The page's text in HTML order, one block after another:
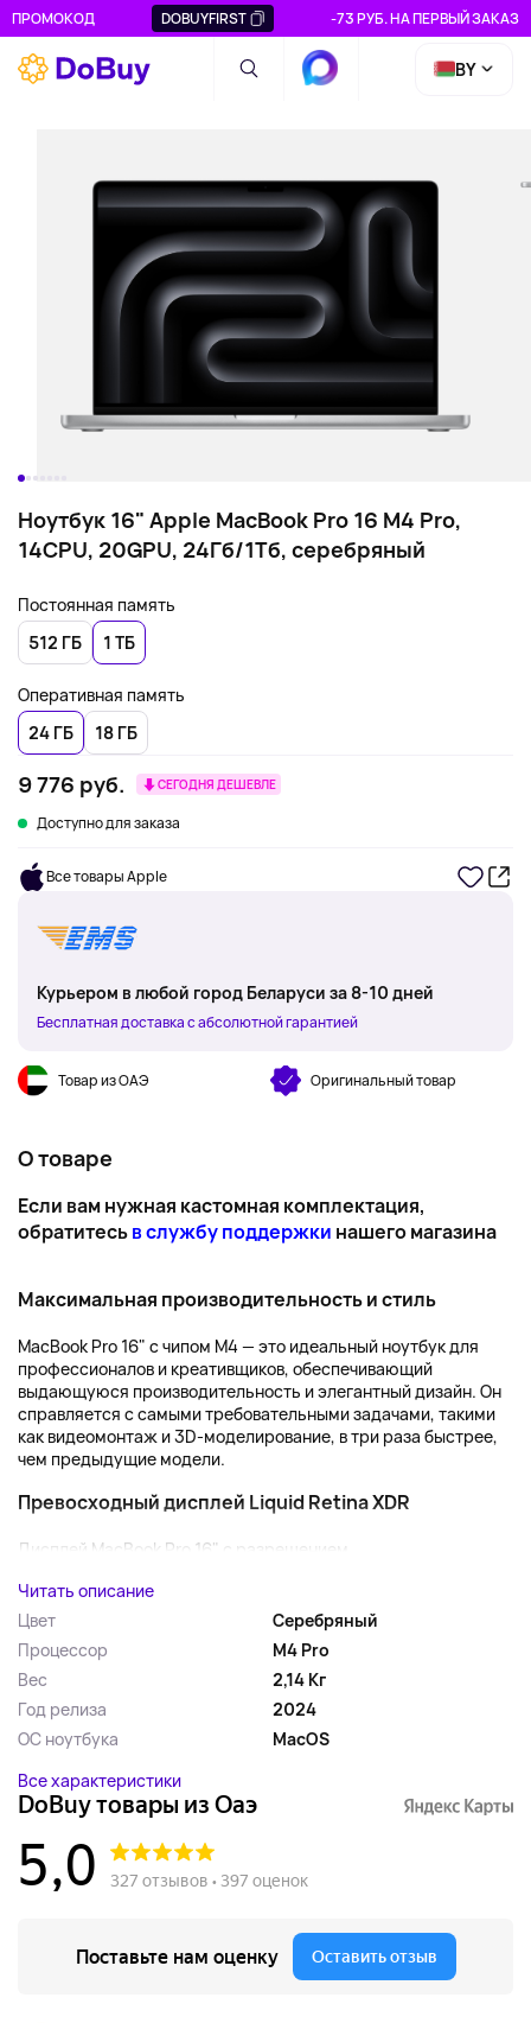
ПРОМОКОД DOBUYFIRST -73 РУБ. НА ПЕРВЫЙ ЗАКАЗ
BY
Ноутбук 16" Apple MacBook Pro 16 M4 Pro,
14CPU, 20GPU, 24Гб/1Тб, серебряный
Постоянная память
512 ГБ
1 ТБ
Оперативная память
24 ГБ
18 ГБ
9 776 руб. СЕГОДНЯ ДЕШЕВЛЕ
Доступно для заказа
Все товары Apple
Курьером в любой город Беларуси за 8-10 дней
Бесплатная доставка с абсолютной гарантией
Товар из ОАЭ Оригинальный товар
О товаре
Если вам нужная кастомная комплектация,
обратитесьв службу поддержки нашего магазина
Максимальная производительность и стиль
MacBook Pro 16" с чипом M4 — это идеальный ноутбук для
профессионалов и креативщиков, обеспечивающий
выдающуюся производительность и элегантный дизайн. Он
справляется с самыми требовательными задачами, такими
как видеомонтаж и 3D-моделирование, в три раза быстрее,
чем предыдущие модели.
Превосходный дисплей Liquid Retina XDR
Дисплей MacBook Pro 16" с разрешением...
Читать описание
Цвет
Серебряный
Процессор
M4 Pro
Вес
2,14 Кг
Год релиза
2024
ОС ноутбука
MacOS
Все характеристики